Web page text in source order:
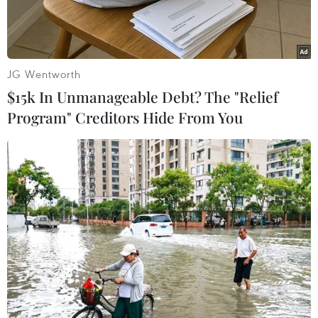
mức hiện nay.
Giếng dầu ở thành phố Almetyevsk, Cộng hòa Tatarstan, Liên
bang Nga. (Ảnh: TASS/TTXVN)
Theo một cuộc thăm dò của hãng Reuters công
bố ngày 28/2, thị trường dầu mỏ thế giới sẽ rơi
JG Wentworth
$15k In Unmanageable Debt? The "Relief
Program" Creditors Hide From You